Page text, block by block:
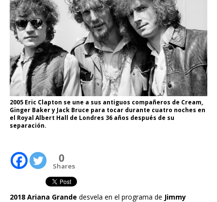
2005 Eric Clapton se une a sus antiguos compañeros de Cream,
Ginger Baker y Jack Bruce para tocar durante cuatro noches en
el Royal Albert Hall de Londres 36 años después de su
separación.
0
Shares
2018 Ariana Grande desvela en el programa de Jimmy